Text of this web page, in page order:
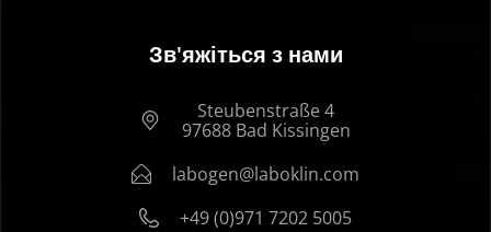
Зв'яжіться з нами
Steubenstraße 4
97688 Bad Kissingen
labogen@laboklin.com
+49 (0)971 7202 5005